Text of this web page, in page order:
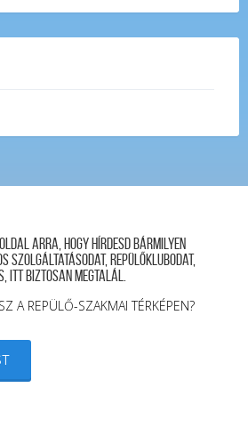
oldal arra, hogy hírdesd bármilyen
szolgáltatásodat, repülőklubodat,
itt biztosan megtalál.
A REPÜLŐ-SZAKMAI TÉRKÉPEN?